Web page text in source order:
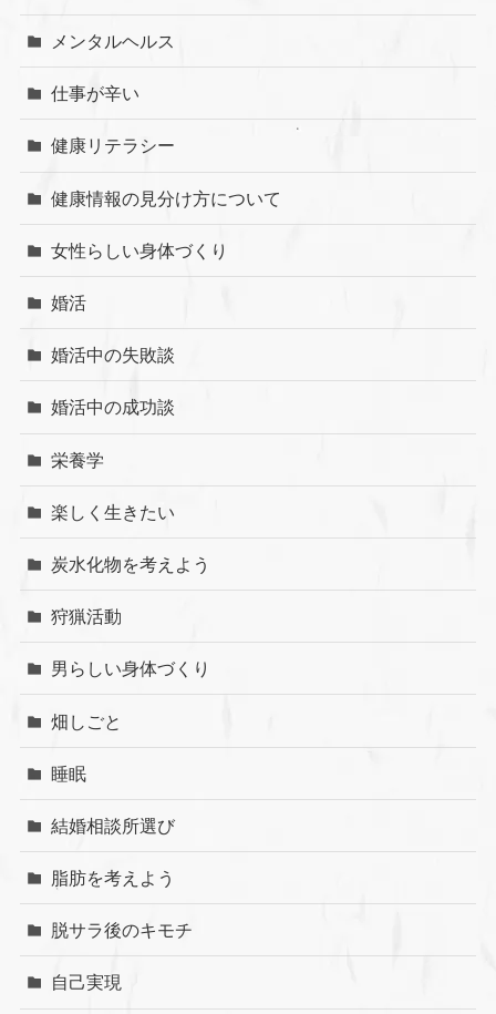
メンタルヘルス
仕事が辛い
健康リテラシー
健康情報の見分け方について
女性らしい身体づくり
婚活
婚活中の失敗談
婚活中の成功談
栄養学
楽しく生きたい
炭水化物を考えよう
狩猟活動
男らしい身体づくり
畑しごと
睡眠
結婚相談所選び
脂肪を考えよう
脱サラ後のキモチ
自己実現